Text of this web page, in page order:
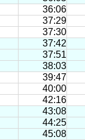
36:06
37:29
37:30
37:42
37:51
38:03
39:47
40:00
42:16
43:08
44:25
45:08